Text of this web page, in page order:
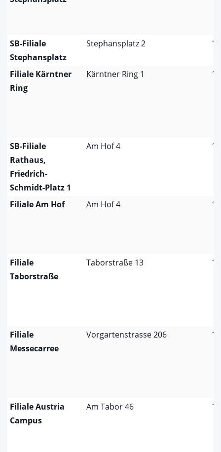
SB-Filiale
Stephansplatz
Stephansplatz 2
Filiale Kärntner
Ring
Kärntner Ring 1
SB-Filiale
Rathaus,
Friedrich-
Schmidt-Platz 1
Am Hof 4
Filiale Am Hof Am Hof 4
Filiale
Taborstraße
Taborstraße 13
Filiale
Messecarree
Vorgartenstrasse 206
Filiale Austria
Campus
Am Tabor 46